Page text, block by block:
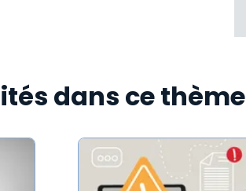
dans ce thème